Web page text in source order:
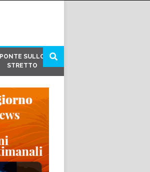
PONTE SULLO
STRETTO